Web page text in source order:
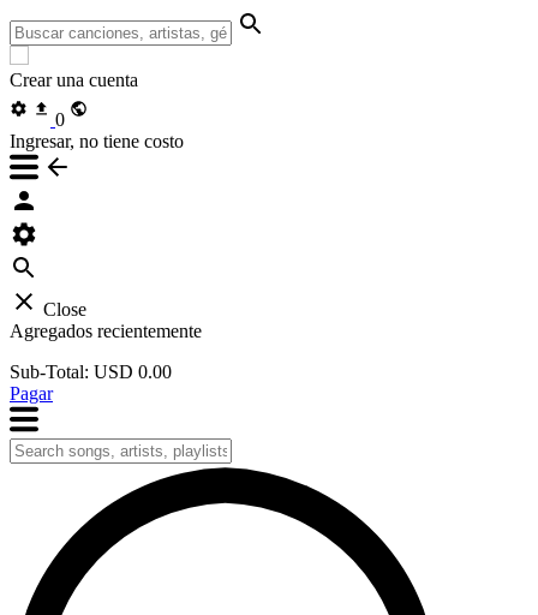
Crear una cuenta
0
Ingresar, no tiene costo
Close
Agregados recientemente
Sub-Total: USD 0.00
Pagar